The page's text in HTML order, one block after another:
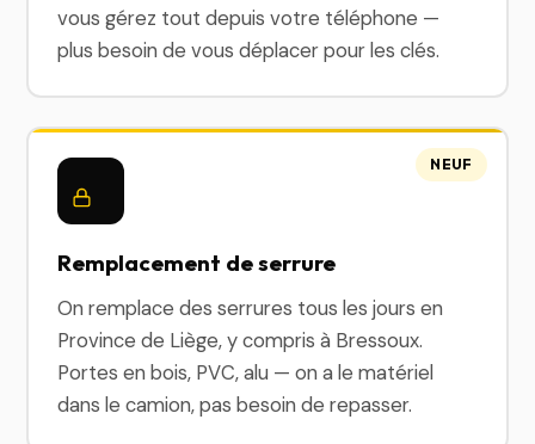
vous gérez tout depuis votre téléphone —
plus besoin de vous déplacer pour les clés.
Remplacement de serrure
On remplace des serrures tous les jours en
Province de Liège, y compris à Bressoux.
Portes en bois, PVC, alu — on a le matériel
dans le camion, pas besoin de repasser.
NEUF